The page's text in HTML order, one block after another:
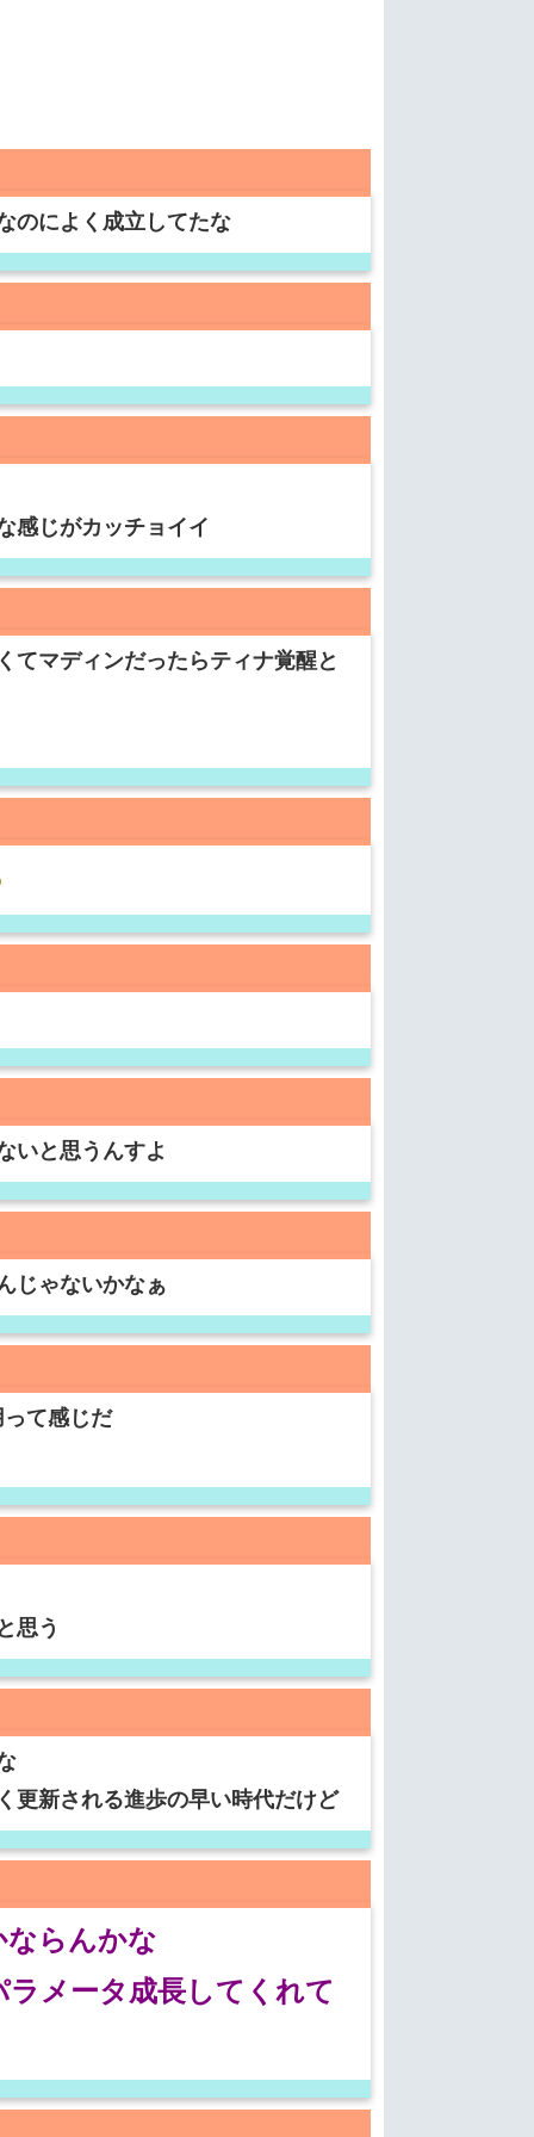
のによく成立してたな
感じがカッチョイイ
てマディンだったらティナ覚醒と
いと思うんすよ
じゃないかなぁ
て感じだ
思う
更新される進歩の早い時代だけど
らんかな
メータ成長してくれて